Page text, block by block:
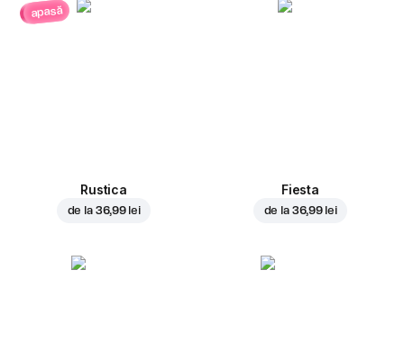
apasă
Rustica
de la 36,99 lei
Fiesta
de la 36,99 lei